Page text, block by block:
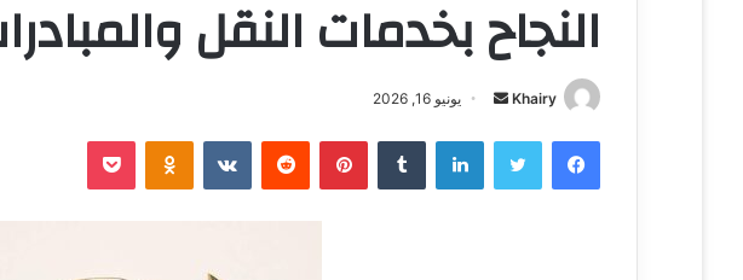
النجاح بخدمات النقل
Khairy
أ
ل
يونيو 16, 2026
فيسبوك تويتر لينكدإن ‏Tumblr بينتيريست ‏Reddit
‏VKontakte
Odnoklassniki بوكيت